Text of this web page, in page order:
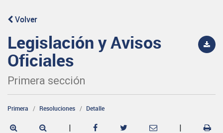
Volver
Legislación y Avisos
Oficiales
Primera sección
Primera Resoluciones Detalle
| |